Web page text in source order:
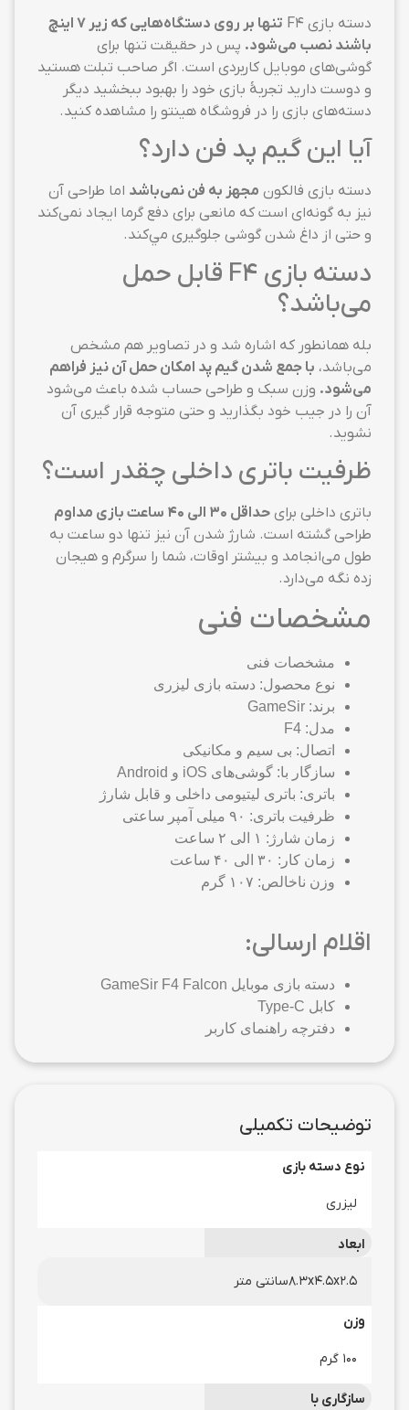
دسته بازی F4
تنها بر روی دستگاه‌هایی که زیر ۷ اینچ
باشند نصب می‌شود. پس در حقیقت تنها برای
گوشی‌های موبایل کاربردی است. اگر صاحب تبلت هستید
و دوست دارید تجربهٔ بازی خود را بهبود ببخشید دیگر
دسته‌های بازی را در فروشگاه هینتو را مشاهده کنید.
آیا این گیم پد فن دارد؟
دسته بازی فالکون مجهز به فن نمی‌باشد اما طراحی آن
نیز به گونه‌ای است که مانعی برای دفع گرما ایجاد نمی‌کند
و حتی از داغ شدن گوشی جلوگیری مي‌کند.
دسته بازی F4 قابل حمل
می‌باشد؟
بله همانطور که اشاره شد و در تصاویر هم مشخص
می‌باشد، با جمع شدن گیم پد امکان حمل آن نیز فراهم
می‌شود. وزن سبک و طراحی حساب شده باعث می‌شود
آن را در جیب خود بگذارید و حتی متوجه قرار گیری آن
نشوید.
ظرفیت باتری داخلی چقدر است؟
باتری داخلی برای حداقل ۳۰ الی ۴۰ ساعت بازی مداوم
طراحی گشته است. شارژ شدن آن نیز تنها دو ساعت به
طول می‌انجامد و بیشتر اوقات، شما را سرگرم و هیجان
زده نگه می‌دارد.
مشخصات فنی
مشخصات فنی
نوع محصول: دسته بازی لیزری
برند: GameSir
مدل: F4
اتصال: بی سیم و مکانیکی
سازگار با: گوشی‌های iOS و Android
باتری: باتری لیتیومی داخلی و قابل شارژ
ظرفیت باتری: ۹۰ میلی آمپر ساعتی
زمان شارژ: ۱ الی ۲ ساعت
زمان کار: ۳۰ الی ۴۰ ساعت
وزن ناخالص: ۱۰۷ گرم
اقلام ارسالی:
دسته بازی موبایل GameSir F4 Falcon
کابل Type-C
دفترچه راهنمای کاربر
توضیحات تکمیلی
نوع دسته بازی
لیزری
ابعاد
۸.۳x۴.۵x۲.۵سانتی متر
وزن
100 گرم
سازگاری با